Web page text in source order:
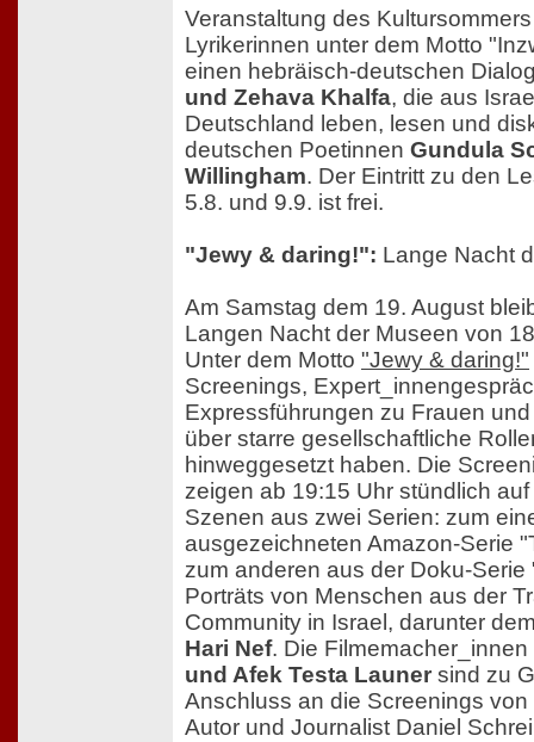
Veranstaltung des
Lyrikerinnen unter dem Motto
einen hebräisch-deutschen
und Zehava Khalfa, die aus
Deutschland leben, lesen und
deutschen Poetinnen Gundula
Willingham. Der Eintritt zu den
5.8. und 9.9. ist frei.
"Jewy & daring!": Lange Nacht
Am Samstag dem 19. August
Langen Nacht der Museen von
Unter dem Motto "Jewy & daring!"
Screenings,
Expressführungen zu Frauen
über starre gesellschaftliche
hinweggesetzt haben. Die
zeigen ab 19:15 Uhr stündlich
Szenen aus zwei Serien: zum
ausgezeichneten Amazon-Serie
zum anderen aus der Doku-Serie
Porträts von Menschen aus der
Community in Israel, darunter
Hari Nef. Die Filmemacher_innen
und Afek Testa Launer sind zu
Anschluss an die Screenings
Autor und Journalist Daniel